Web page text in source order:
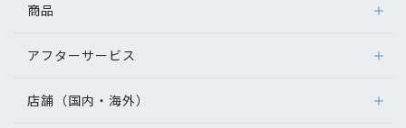
商品
アフターサービス
店舗（国内・海外）